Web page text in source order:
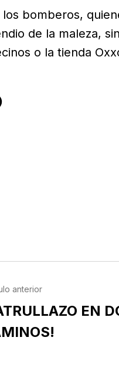
bomberos,
de la maleza,
o la tienda
anterior
EN